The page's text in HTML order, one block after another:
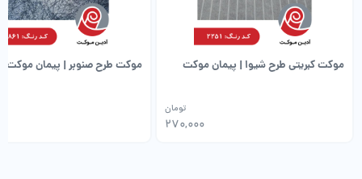
موکت کبریتی طرح شیوا | پیمان موکت
270,000
تومان
موکت طرح صنوبر | پیمان موکت